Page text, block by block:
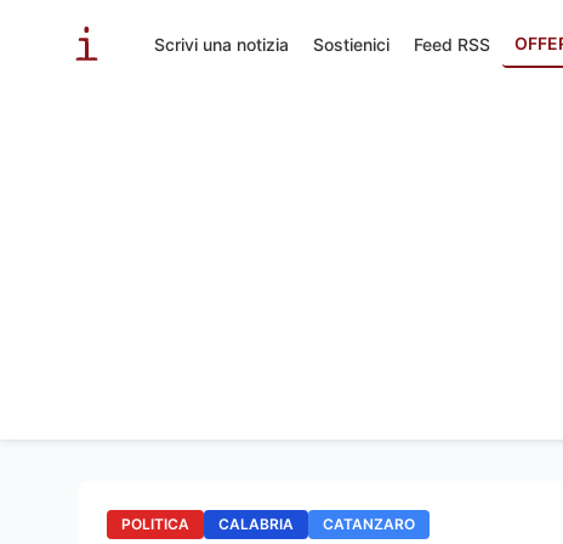
Scrivi una notizia Sostienici Feed RSS
POLITICA CALABRIA CATANZARO